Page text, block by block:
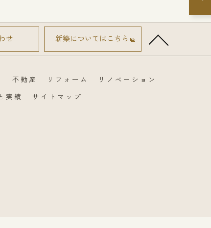
せ 新築についてはこちら
不動産 リフォーム
リノベーション
実績 サイトマップ